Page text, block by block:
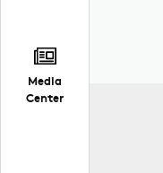
Media
Center